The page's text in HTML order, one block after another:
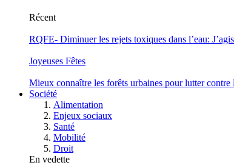
Récent
RQFE- Diminuer les rejets toxiques dans l’eau:
Joyeuses Fêtes
Mieux connaître les forêts urbaines pour lutter contre
Société
Alimentation
Enjeux sociaux
Santé
Mobilité
Droit
En vedette